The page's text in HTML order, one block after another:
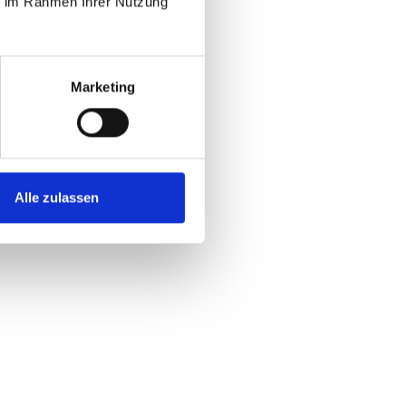
Marketing
Alle zulassen